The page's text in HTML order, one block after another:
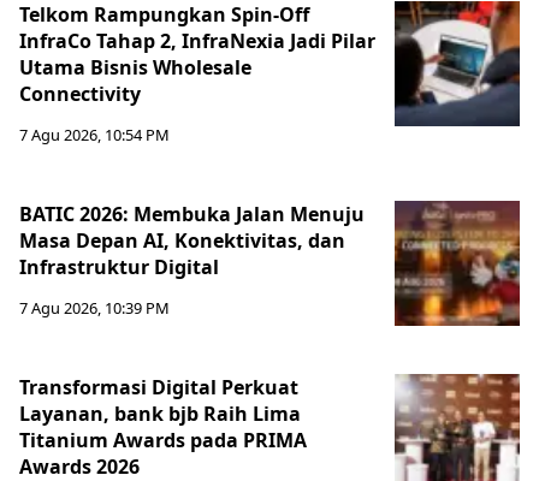
Telkom Rampungkan Spin-Off
InfraCo Tahap 2, InfraNexia Jadi Pilar
Utama Bisnis Wholesale
Connectivity
7 Agu 2026, 10:54 PM
BATIC 2026: Membuka Jalan Menuju
Masa Depan AI, Konektivitas, dan
Infrastruktur Digital
7 Agu 2026, 10:39 PM
Transformasi Digital Perkuat
Layanan, bank bjb Raih Lima
Titanium Awards pada PRIMA
Awards 2026